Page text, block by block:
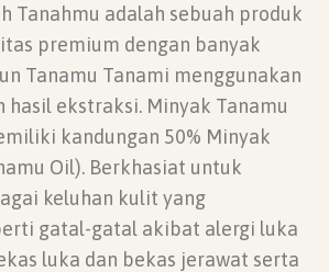
Tanahmu adalah sebuah produk
premium dengan banyak
Tanamu Tanami menggunakan
hasil ekstraksi. Minyak Tanamu
kandungan 50% Minyak
Oil). Berkhasiat untuk
keluhan kulit yang
gatal-gatal akibat alergi luka
luka dan bekas jerawat serta